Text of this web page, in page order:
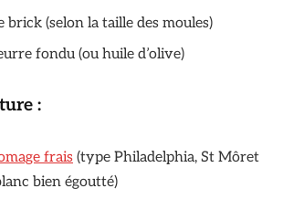
brick (selon la taille des moules)
fondu (ou huile d’olive)
:
frais (type Philadelphia, St Môret
bien égoutté)